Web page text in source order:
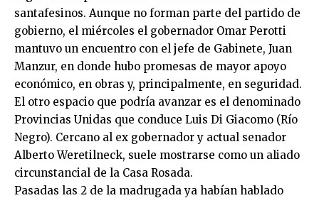
santafesinos. Aunque no forman parte del partido de
gobierno, el miércoles el gobernador Omar Perotti
mantuvo un encuentro con el jefe de Gabinete, Juan
Manzur, en donde hubo promesas de mayor apoyo
económico, en obras y, principalmente, en seguridad.
El otro espacio que podría avanzar es el denominado
Provincias Unidas que conduce Luis Di Giacomo (Río
Negro). Cercano al ex gobernador y actual senador
Alberto Weretilneck, suele mostrarse como un aliado
circunstancial de la Casa Rosada.
Pasadas las 2 de la madrugada ya habían hablado